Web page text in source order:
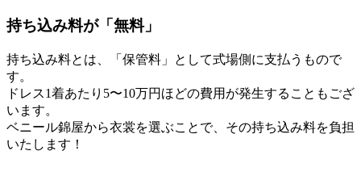
持ち込み料が「無料」
持ち込み料とは、「保管料」として式場側に支払うもので
す。
ドレス1着あたり5〜10万円ほどの費用が発生することもござ
います。
ベニール錦屋から衣裳を選ぶことで、その持ち込み料を負担
いたします！